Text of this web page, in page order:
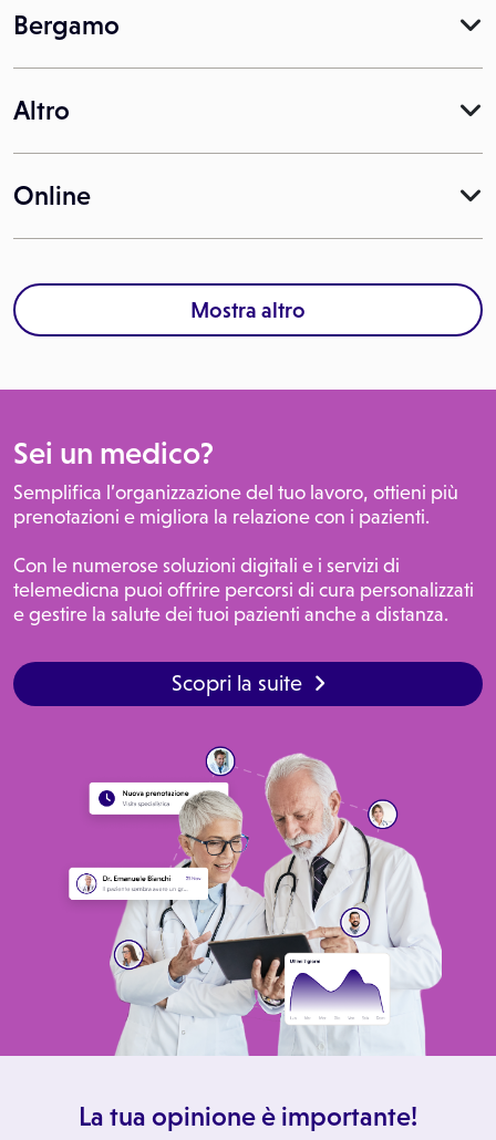
Bergamo
Altro
Online
Mostra altro
Sei un medico?
Semplifica l’organizzazione del tuo lavoro, ottieni più
prenotazioni e migliora la relazione con i pazienti.
Con le numerose soluzioni digitali e i servizi di
telemedicna puoi offrire percorsi di cura personalizzati
e gestire la salute dei tuoi pazienti anche a distanza.
Scopri la suite
La tua opinione è importante!